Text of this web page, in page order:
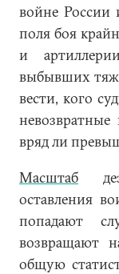
войне России
поля боя
и
выбывших
вести, кого
вряд ли
Масштаб
оставления
попадают
возвращают
общую